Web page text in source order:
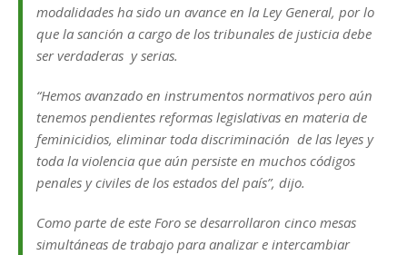
modalidades ha sido un avance en la Ley General, por lo
que la sanción a cargo de los tribunales de justicia debe
ser verdaderas y serias.
“Hemos avanzado en instrumentos normativos pero aún
tenemos pendientes reformas legislativas en materia de
feminicidios, eliminar toda discriminación de las leyes y
toda la violencia que aún persiste en muchos códigos
penales y civiles de los estados del país”, dijo.
Como parte de este Foro se desarrollaron cinco mesas
simultáneas de trabajo para analizar e intercambiar